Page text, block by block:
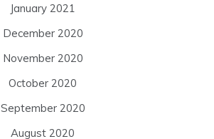
January 2021
December 2020
November 2020
October 2020
September 2020
August 2020